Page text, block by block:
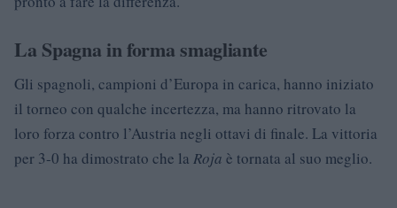
La Spagna in forma smagliante
Gli spagnoli, campioni d’Europa in carica, hanno iniziato
il torneo con qualche incertezza, ma hanno ritrovato la
loro forza contro l’Austria negli ottavi di finale. La vittoria
per 3-0 ha dimostrato che la Roja è tornata al suo meglio.